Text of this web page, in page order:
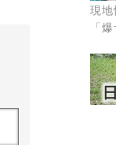
現
「